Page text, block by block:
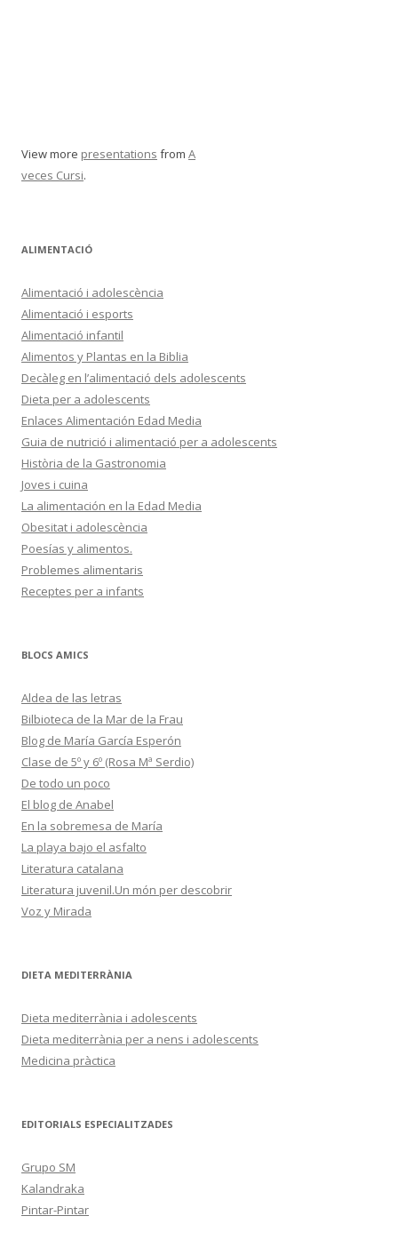
View more presentations from A
veces Cursi.
ALIMENTACIÓ
Alimentació i adolescència
Alimentació i esports
Alimentació infantil
Alimentos y Plantas en la Biblia
Decàleg en l’alimentació dels adolescents
Dieta per a adolescents
Enlaces Alimentación Edad Media
Guia de nutrició i alimentació per a adolescents
Història de la Gastronomia
Joves i cuina
La alimentación en la Edad Media
Obesitat i adolescència
Poesías y alimentos.
Problemes alimentaris
Receptes per a infants
BLOCS AMICS
Aldea de las letras
Bilbioteca de la Mar de la Frau
Blog de María García Esperón
Clase de 5º y 6º (Rosa Mª Serdio)
De todo un poco
El blog de Anabel
En la sobremesa de María
La playa bajo el asfalto
Literatura catalana
Literatura juvenil.Un món per descobrir
Voz y Mirada
DIETA MEDITERRÀNIA
Dieta mediterrània i adolescents
Dieta mediterrània per a nens i adolescents
Medicina pràctica
EDITORIALS ESPECIALITZADES
Grupo SM
Kalandraka
Pintar-Pintar